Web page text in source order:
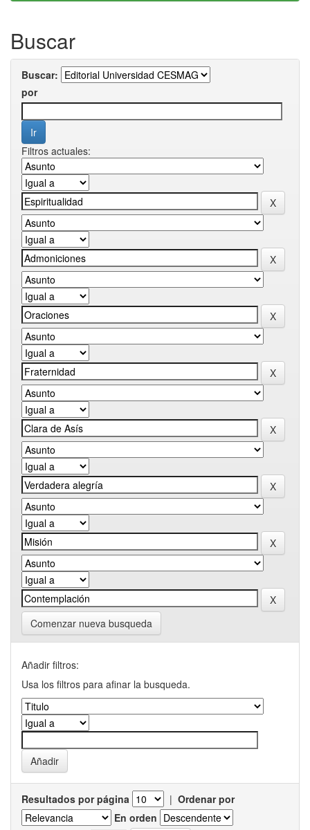
Buscar
Buscar:
por
Filtros actuales:
Comenzar nueva busqueda
Añadir filtros:
Usa los filtros para afinar la busqueda.
Resultados por página | Ordenar por
En orden